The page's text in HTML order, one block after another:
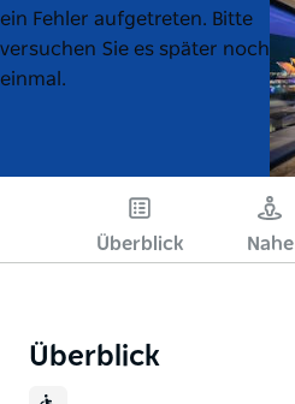
List
List
ein Fehler aufgetreten. Bitte
versuchen Sie es später noch
einmal.
Überblick Nahe
Überblick